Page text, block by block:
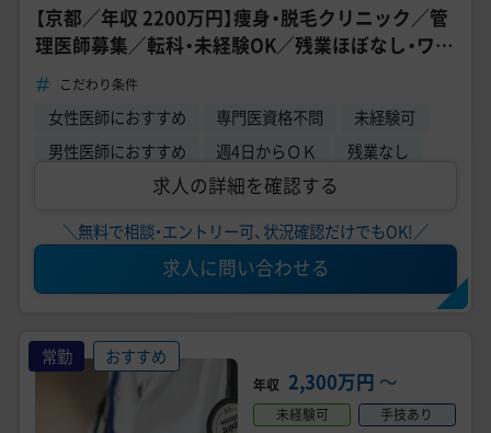
【京都／年収 2200万円】痩身・脱毛クリニック／管
理医師募集／転科・未経験OK／残業ほぼなし・ワー
クライフバランス◎
こだわり条件
女性医師におすすめ 専門医資格不問
未経験可
男性医師におすすめ
週4日からＯＫ 残業なし
求人の詳細を確認する
＼無料で相談・エントリー可、状況確認だけでもOK!／
求人に問い合わせる
常勤 おすすめ
年収 2,300万円 〜
未経験可
手技あり